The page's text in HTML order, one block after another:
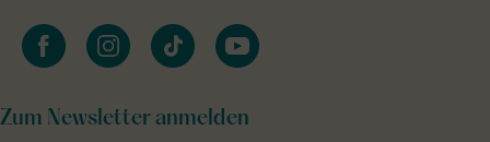
facebookinstagramtiktok youtube
Zum Newsletter anmelden